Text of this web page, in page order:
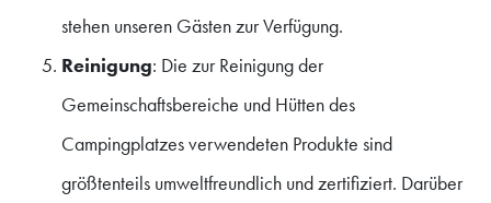
stehen unseren Gästen zur Verfügung.
Reinigung: Die zur Reinigung der
Gemeinschaftsbereiche und Hütten des
Campingplatzes verwendeten Produkte sind
größtenteils umweltfreundlich und zertifiziert. Darüber